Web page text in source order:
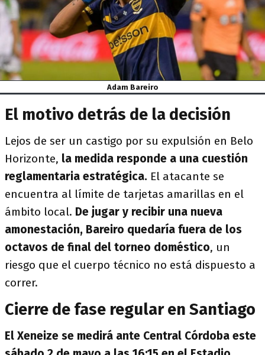
Adam Bareiro
El motivo detrás de la decisión
Lejos de ser un castigo por su expulsión en Belo
Horizonte, la medida responde a una cuestión
reglamentaria estratégica. El atacante se
encuentra al límite de tarjetas amarillas en el
ámbito local. De jugar y recibir una nueva
amonestación, Bareiro quedaría fuera de los
octavos de final del torneo doméstico, un
riesgo que el cuerpo técnico no está dispuesto a
correr.
Cierre de fase regular en Santiago
El Xeneize se medirá ante Central Córdoba este